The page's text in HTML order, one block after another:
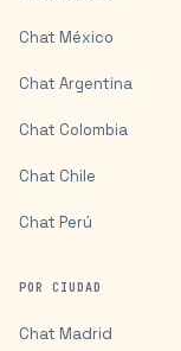
Chat México
Chat Argentina
Chat Colombia
Chat Chile
Chat Perú
POR CIUDAD
Chat Madrid